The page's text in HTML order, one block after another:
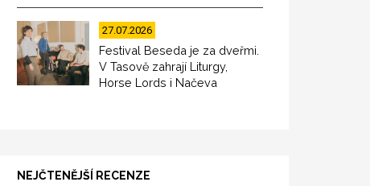
27.07.2026
Festival Beseda je za dveřmi.
V Tasově zahrají Liturgy,
Horse Lords i Načeva
NEJČTENĚJŠÍ RECENZE